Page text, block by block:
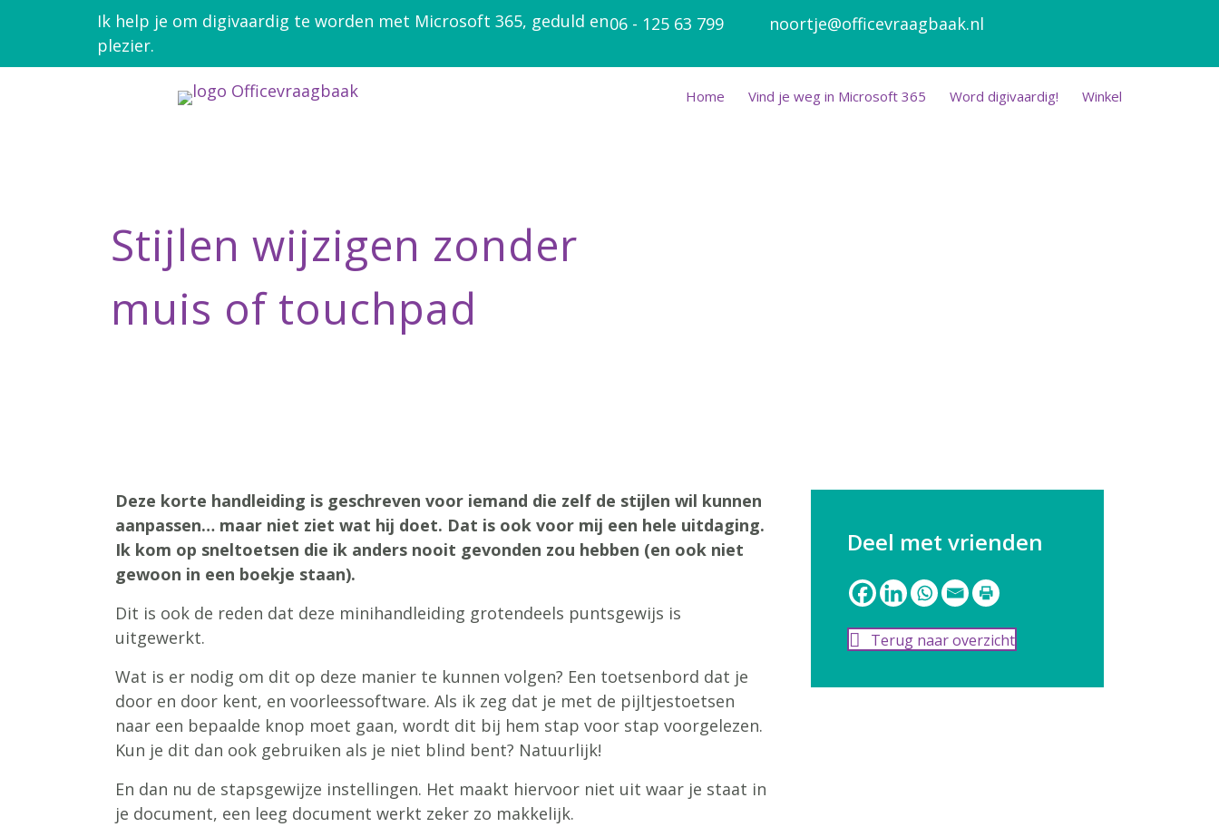
Ik help je om digivaardig te worden met Microsoft 365, geduld en
plezier.
06 - 125 63 799 noortje@officevraagbaak.nl
Home Vind je weg in Microsoft 365 Word digivaardig! Winkel
Stijlen wijzigen zonder
muis of touchpad
Deze korte handleiding is geschreven voor iemand die zelf de stijlen wil kunnen
aanpassen… maar niet ziet wat hij doet. Dat is ook voor mij een hele uitdaging.
Ik kom op sneltoetsen die ik anders nooit gevonden zou hebben (en ook niet
gewoon in een boekje staan).
Dit is ook de reden dat deze minihandleiding grotendeels puntsgewijs is
uitgewerkt.
Wat is er nodig om dit op deze manier te kunnen volgen? Een toetsenbord dat je
door en door kent, en voorleessoftware. Als ik zeg dat je met de pijltjestoetsen
naar een bepaalde knop moet gaan, wordt dit bij hem stap voor stap voorgelezen.
Kun je dit dan ook gebruiken als je niet blind bent? Natuurlijk!
En dan nu de stapsgewijze instellingen. Het maakt hiervoor niet uit waar je staat in
je document, een leeg document werkt zeker zo makkelijk.
Deel met vrienden
Terug naar overzicht